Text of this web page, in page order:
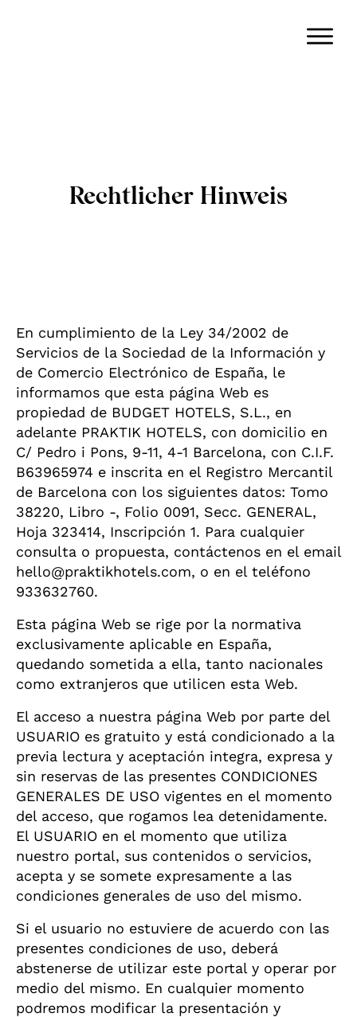
Rechtlicher Hinweis
En cumplimiento de la Ley 34/2002 de
Servicios de la Sociedad de la Información y
de Comercio Electrónico de España, le
informamos que esta página Web es
propiedad de BUDGET HOTELS, S.L., en
adelante PRAKTIK HOTELS, con domicilio en
C/ Pedro i Pons, 9-11, 4-1 Barcelona, con C.I.F.
B63965974 e inscrita en el Registro Mercantil
de Barcelona con los siguientes datos: Tomo
38220, Libro -, Folio 0091, Secc. GENERAL,
Hoja 323414, Inscripción 1. Para cualquier
consulta o propuesta, contáctenos en el email
hello@praktikhotels.com, o en el teléfono
933632760.
Esta página Web se rige por la normativa
exclusivamente aplicable en España,
quedando sometida a ella, tanto nacionales
como extranjeros que utilicen esta Web.
El acceso a nuestra página Web por parte del
USUARIO es gratuito y está condicionado a la
previa lectura y aceptación integra, expresa y
sin reservas de las presentes CONDICIONES
GENERALES DE USO vigentes en el momento
del acceso, que rogamos lea detenidamente.
El USUARIO en el momento que utiliza
nuestro portal, sus contenidos o servicios,
acepta y se somete expresamente a las
condiciones generales de uso del mismo.
Si el usuario no estuviere de acuerdo con las
presentes condiciones de uso, deberá
abstenerse de utilizar este portal y operar por
medio del mismo. En cualquier momento
podremos modificar la presentación y